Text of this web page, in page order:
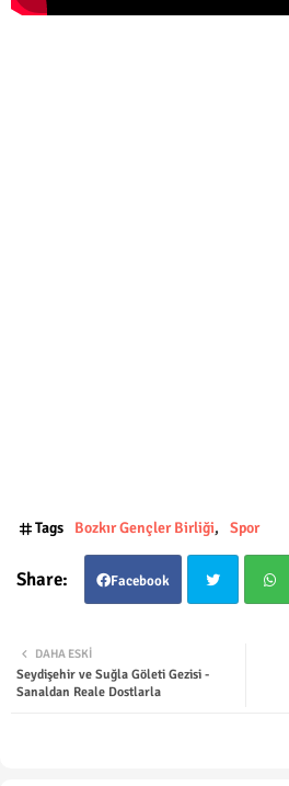
Tags Bozkır Gençler Birliği Spor
Facebook
ter
DAHA ESKI
Seydişehir ve Suğla Göleti Gezisi -
Sanaldan Reale Dostlarla